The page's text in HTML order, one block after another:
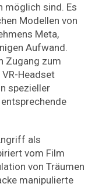
möglich sind. Es
Modellen von
Meta,
Aufwand.
Zugang zum
Headset
spezieller
als
vom Film
von Träumen
manipulierte